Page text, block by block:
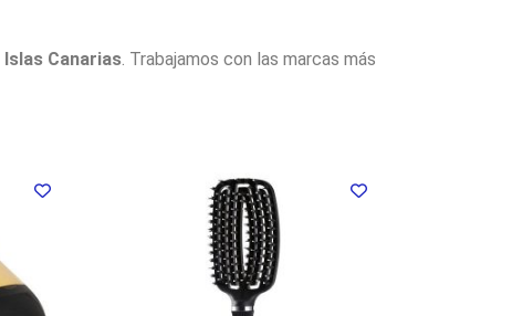
Islas Canarias. Trabajamos con las marcas más